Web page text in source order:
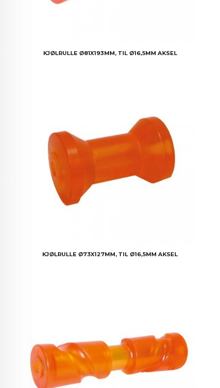
KJØLRULLE Ø81X193MM, TIL Ø16,5MM AKSEL
KJØLRULLE Ø73X127MM, TIL Ø16,5MM AKSEL